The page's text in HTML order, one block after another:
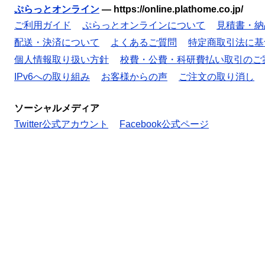
ぷらっとオンライン — https://online.plathome.co.jp/
ご利用ガイド
ぷらっとオンラインについて
見積書・
配送・決済について
よくあるご質問
特定商取引法に
個人情報取り扱い方針
校費・公費・科研費払い取引のご
IPv6への取り組み
お客様からの声 ご注文の取り消し
ソーシャルメディア
Twitter公式アカウント
Facebook公式ページ